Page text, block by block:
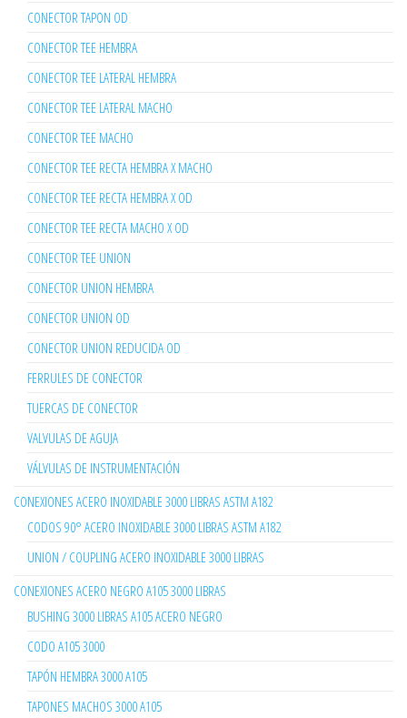
CONECTOR TAPON OD
CONECTOR TEE HEMBRA
CONECTOR TEE LATERAL HEMBRA
CONECTOR TEE LATERAL MACHO
CONECTOR TEE MACHO
CONECTOR TEE RECTA HEMBRA X MACHO
CONECTOR TEE RECTA HEMBRA X OD
CONECTOR TEE RECTA MACHO X OD
CONECTOR TEE UNION
CONECTOR UNION HEMBRA
CONECTOR UNION OD
CONECTOR UNION REDUCIDA OD
FERRULES DE CONECTOR
TUERCAS DE CONECTOR
VALVULAS DE AGUJA
VÁLVULAS DE INSTRUMENTACIÓN
CONEXIONES ACERO INOXIDABLE 3000 LIBRAS ASTM A182
CODOS 90° ACERO INOXIDABLE 3000 LIBRAS ASTM A182
UNION / COUPLING ACERO INOXIDABLE 3000 LIBRAS
CONEXIONES ACERO NEGRO A105 3000 LIBRAS
BUSHING 3000 LIBRAS A105 ACERO NEGRO
CODO A105 3000
TAPÓN HEMBRA 3000 A105
TAPONES MACHOS 3000 A105